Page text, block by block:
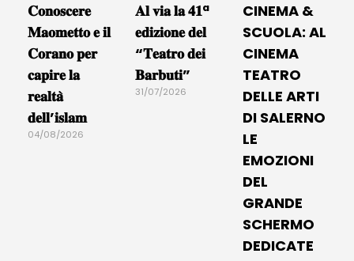
𝐂𝐨𝐧𝐨𝐬𝐜𝐞𝐫𝐞
𝐌𝐚𝐨𝐦𝐞𝐭𝐭𝐨 𝐞 𝐢𝐥
𝐂𝐨𝐫𝐚𝐧𝐨 𝐩𝐞𝐫
𝐜𝐚𝐩𝐢𝐫𝐞 𝐥𝐚
𝐫𝐞𝐚𝐥𝐭𝐚̀
𝐝𝐞𝐥𝐥’𝐢𝐬𝐥𝐚𝐦
04/08/2026
𝐀𝐥 𝐯𝐢𝐚 𝐥𝐚 𝟒𝟏ª
𝐞𝐝𝐢𝐳𝐢𝐨𝐧𝐞 𝐝𝐞𝐥
“𝐓𝐞𝐚𝐭𝐫𝐨 𝐝𝐞𝐢
𝐁𝐚𝐫𝐛𝐮𝐭𝐢”
31/07/2026
CINEMA &
SCUOLA: AL
CINEMA
TEATRO
DELLE ARTI
DI SALERNO
LE
EMOZIONI
DEL
GRANDE
SCHERMO
DEDICATE